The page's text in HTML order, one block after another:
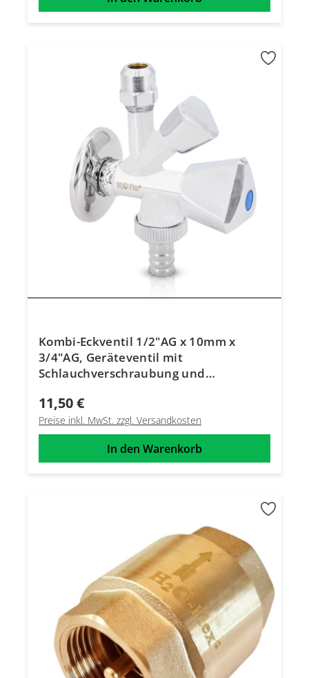
Kombi-Eckventil 1/2"AG x 10mm x
3/4"AG, Geräteventil mit
Schlauchverschraubung und
11,50 €
Preise inkl. MwSt. zzgl. Versandkosten
In den Warenkorb